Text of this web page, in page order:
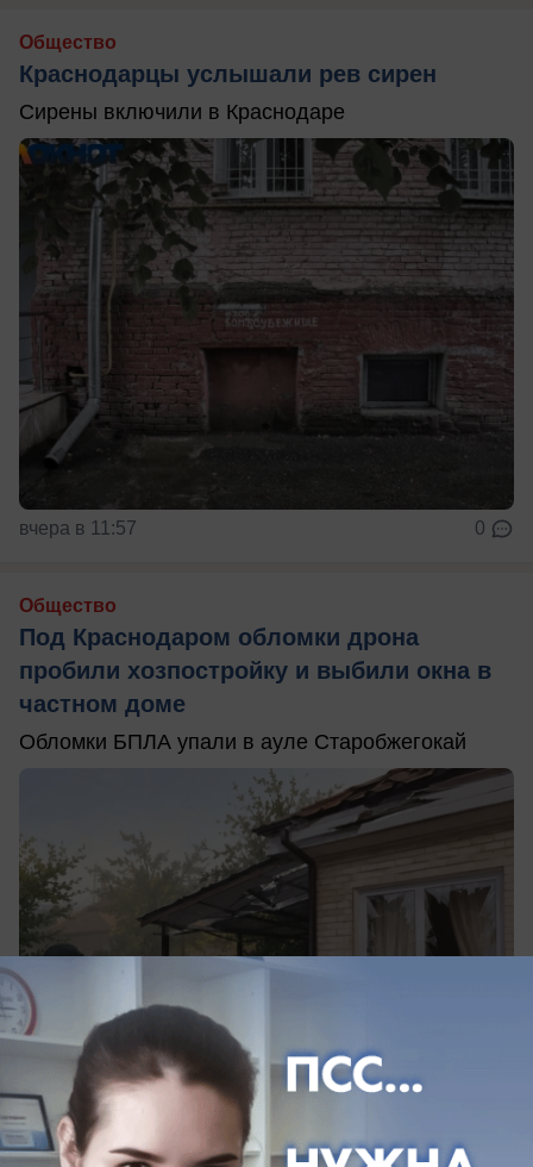
Общество
Краснодарцы услышали рев сирен
Сирены включили в Краснодаре
вчера в 11:57 0
Общество
Под Краснодаром обломки дрона
пробили хозпостройку и выбили окна в
частном доме
Обломки БПЛА упали в ауле Старобжегокай
вчера в 10:24